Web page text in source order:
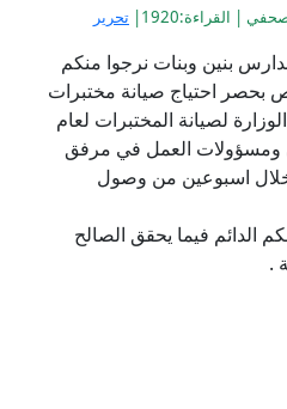
تحرير
بنين وبنات نرجوا منكم
بحصر احتياج صيانة مختبرات
لصيانة المختبرات لعام
ومسؤولات العمل في مرفق
خلال اسبوعين من وصول
الدائم فيما يحقق الصالح
.